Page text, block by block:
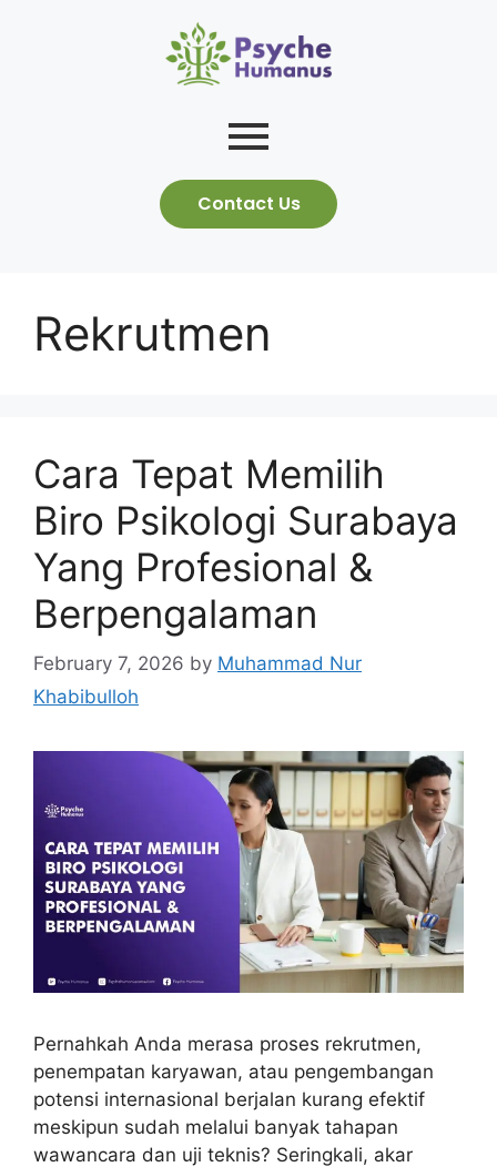
Contact Us
Rekrutmen
Cara Tepat Memilih
Biro Psikologi Surabaya
Yang Profesional &
Berpengalaman
February 7, 2026 by Muhammad Nur
Khabibulloh
Pernahkah Anda merasa proses rekrutmen,
penempatan karyawan, atau pengembangan
potensi internasional berjalan kurang efektif
meskipun sudah melalui banyak tahapan
wawancara dan uji teknis? Seringkali, akar